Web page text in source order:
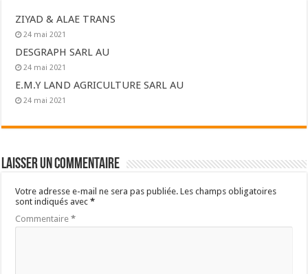
ZIYAD & ALAE TRANS
24 mai 2021
DESGRAPH SARL AU
24 mai 2021
E.M.Y LAND AGRICULTURE SARL AU
24 mai 2021
Laisser un commentaire
Votre adresse e-mail ne sera pas publiée. Les champs obligatoires
sont indiqués avec*
Commentaire*